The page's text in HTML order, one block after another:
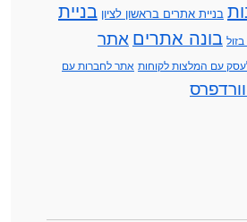
בניית אתרים בראשון לציון בניית
בונה אתרים אתר
עם המלצות לקוחות אתר לחברות עם